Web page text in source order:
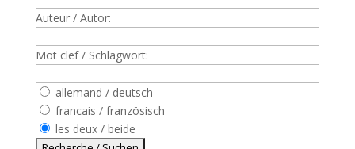
Auteur / Autor:
Mot clef / Schlagwort:
allemand / deutsch
francais / französisch
les deux / beide